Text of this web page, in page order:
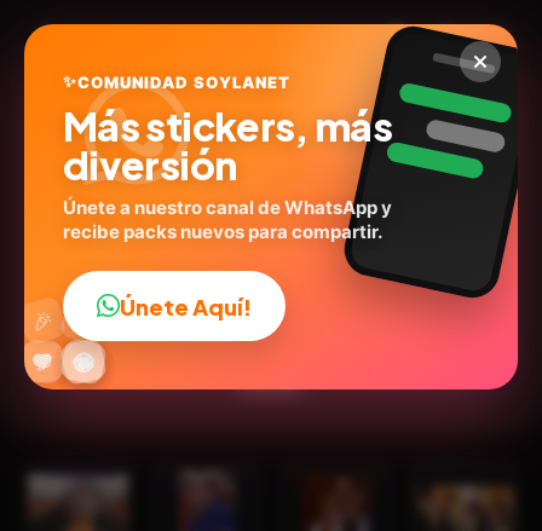
La que se avecina
@alejo ID:
16stickers Series Expresiones
😎
😂
🔥
💬
❤️ ✨
🤩
😜
🎉 👍
✨COMUNIDAD SOYLANET
Más stickers, más
diversión
Únete a nuestro canal de WhatsApp y
recibe packs nuevos para compartir.
Únete Aquí!